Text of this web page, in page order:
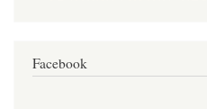
Facebook